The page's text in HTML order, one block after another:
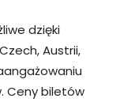
dzięki
Austrii,
Ceny biletów